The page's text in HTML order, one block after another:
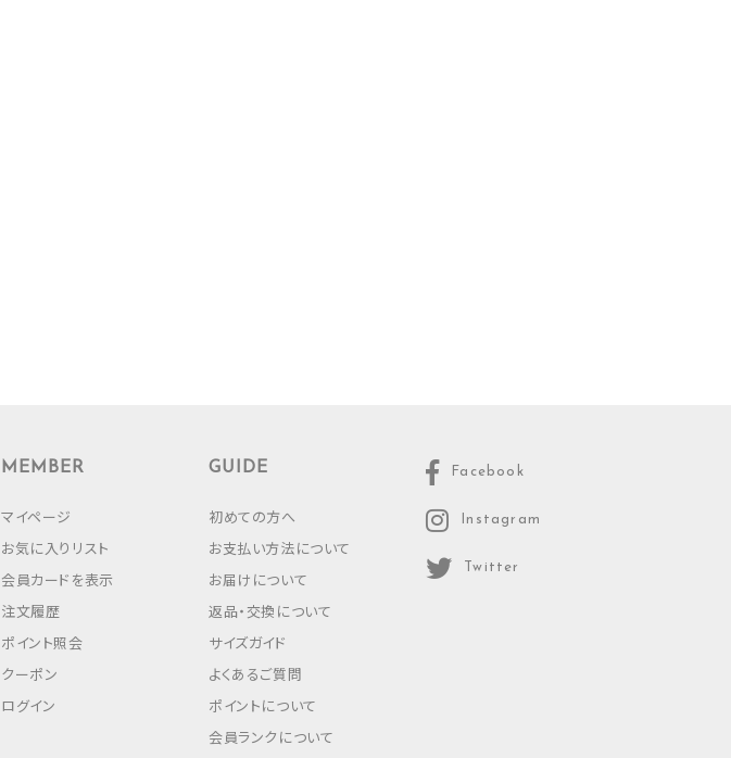
MEMBER
マイページ
お気に入りリスト
会員カードを表示
注文履歴
ポイント照会
クーポン
ログイン
GUIDE
初めての方へ
お支払い方法について
お届けについて
返品・交換について
サイズガイド
よくあるご質問
ポイントについて
会員ランクについて
Facebook
Instagram
Twitter